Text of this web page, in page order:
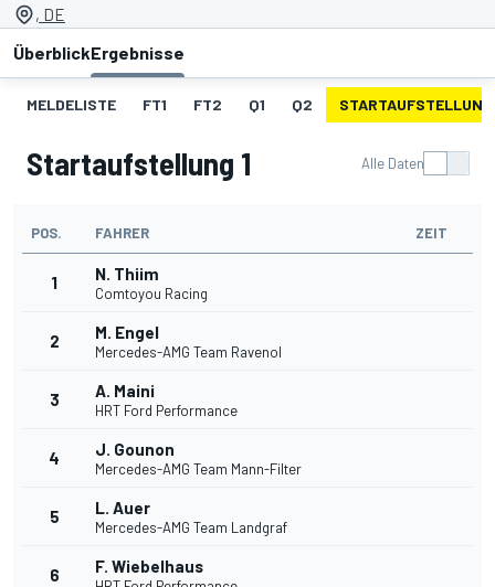
, DE
ÜberblickErgebnisse
MELDELISTE FT1 FT2 Q1 Q2 STARTAUFSTELLUNG
Startaufstellung 1 Alle Daten
POS. FAHRER ZEIT
1 N. Thiim
Comtoyou Racing
2 M. Engel
Mercedes-AMG Team Ravenol
3 A. Maini
HRT Ford Performance
4 J. Gounon
Mercedes-AMG Team Mann-Filter
5 L. Auer
Mercedes-AMG Team Landgraf
6 F. Wiebelhaus